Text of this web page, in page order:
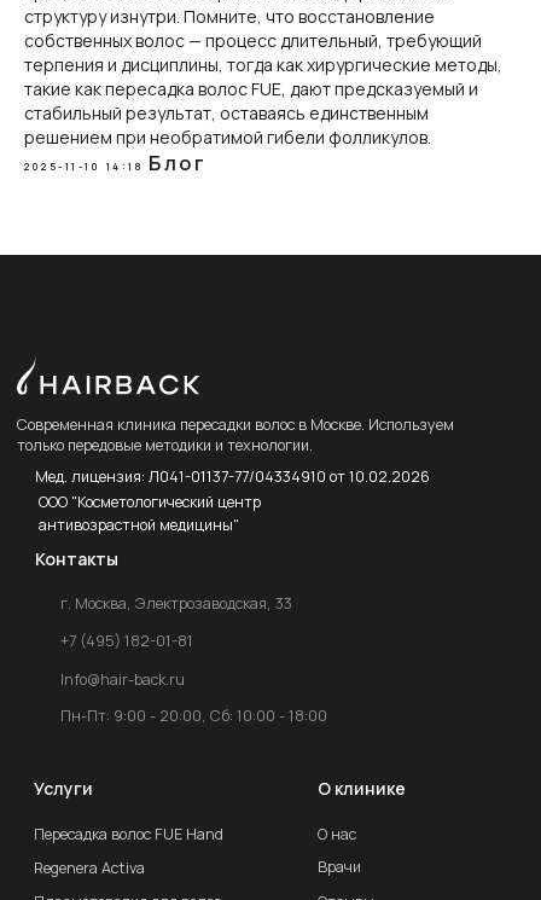
структуру изнутри. Помните, что восстановление
собственных волос — процесс длительный, требующий
терпения и дисциплины, тогда как хирургические методы,
такие как пересадка волос FUE, дают предсказуемый и
стабильный результат, оставаясь единственным
решением при необратимой гибели фолликулов.
2025-11-10 14:18 Блог